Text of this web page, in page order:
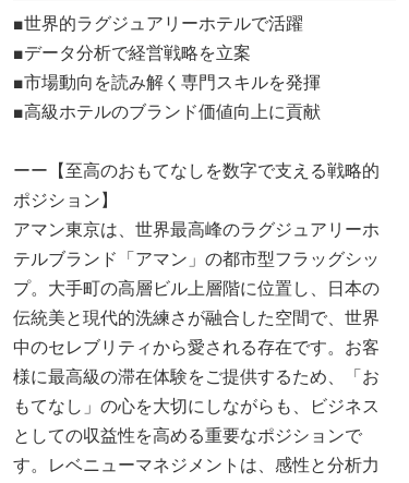
■世界的ラグジュアリーホテルで活躍
■データ分析で経営戦略を立案
■市場動向を読み解く専門スキルを発揮
■高級ホテルのブランド価値向上に貢献
ーー【至高のおもてなしを数字で支える戦略的
ポジション】
アマン東京は、世界最高峰のラグジュアリーホ
テルブランド「アマン」の都市型フラッグシッ
プ。大手町の高層ビル上層階に位置し、日本の
伝統美と現代的洗練さが融合した空間で、世界
中のセレブリティから愛される存在です。お客
様に最高級の滞在体験をご提供するため、「お
もてなし」の心を大切にしながらも、ビジネス
としての収益性を高める重要なポジションで
す。レベニューマネジメントは、感性と分析力